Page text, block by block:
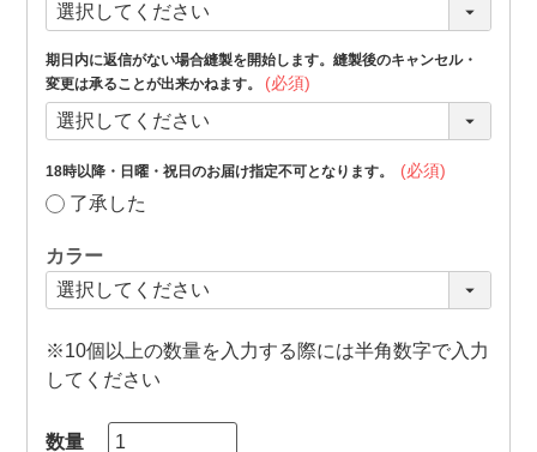
期日内に返信がない場合縫製を開始します。縫製後のキャンセル・
変更は承ることが出来かねます。
(必須)
18時以降・日曜・祝日のお届け指定不可となります。 (必須)
了承した
カラー
※10個以上の数量を入力する際には半角数字で入力
してください